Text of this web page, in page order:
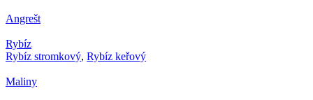
Angrešt
Rybíz
Rybíz stromkový, Rybíz keřový
Maliny